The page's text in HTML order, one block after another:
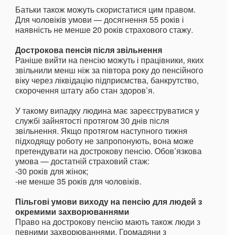
Батьки також можуть скористатися цим правом.
Для чоловіків умови — досягнення 55 років і
наявність не менше 20 років страхового стажу.
Дострокова пенсія після звільнення
Раніше вийти на пенсію можуть і працівники, яких
звільнили менш ніж за півтора року до пенсійного
віку через ліквідацію підприємства, банкрутство,
скорочення штату або стан здоров’я.
У такому випадку людина має зареєструватися у
службі зайнятості протягом 30 днів після
звільнення. Якщо протягом наступного тижня
підходящу роботу не запропонують, вона може
претендувати на дострокову пенсію. Обов’язкова
умова — достатній страховий стаж:
-30 років для жінок;
-не менше 35 років для чоловіків.
Пільгові умови виходу на пенсію для людей з
окремими захворюваннями
Право на дострокову пенсію мають також люди з
певними захворюваннями. Громадяни з